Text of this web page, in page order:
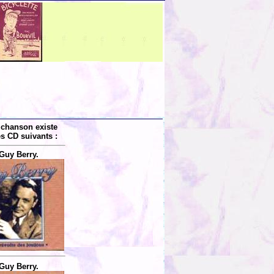
existe
CD suivants :
Berry.
Berry.